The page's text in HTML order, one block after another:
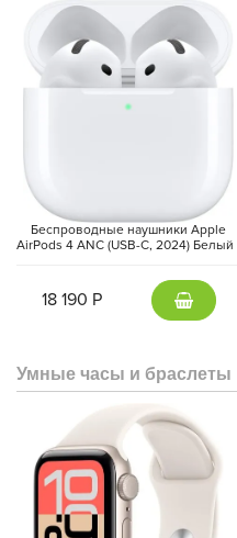
автономной работы, а
позволяет быстро
дополнительных
Atmos, встроенный в
5G, eSIM, NFC
Беспроводные наушники Apple
AirPods 4 ANC (USB-C, 2024) Белый
18 190 Р
Умные часы и браслеты